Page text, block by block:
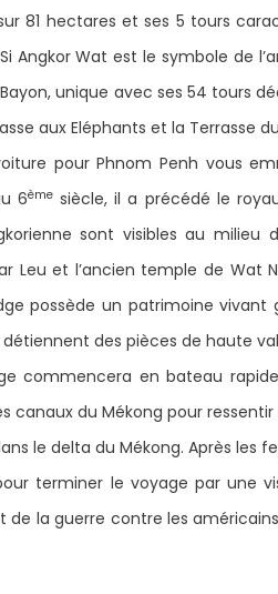
81 hectares et ses 5 tours
Angkor Wat est le symbole de
unique avec ses 54 tours
aux Eléphants et la Terrasse
pour Phnom Penh vous
6èmesiècle, il a précédé le
sont visibles au milieu
Leu et l’ancien temple de Wat
possède un patrimoine
des pièces de haute
commencera en bateau
canaux du Mékong pour
le delta du Mékong. Après
terminer le voyage par une
la guerre contre les